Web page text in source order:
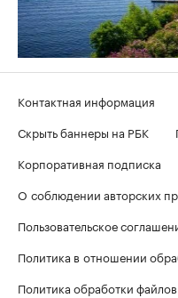
Контактная информация
Скрыть баннеры на РБК
Корпоративная подписка
О соблюдении авторских
Пользовательское
Политика в отношении
Политика обработки